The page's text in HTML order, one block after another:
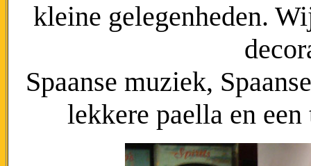
kleine gelegenheden.
Spaanse muziek,
lekkere paella en een